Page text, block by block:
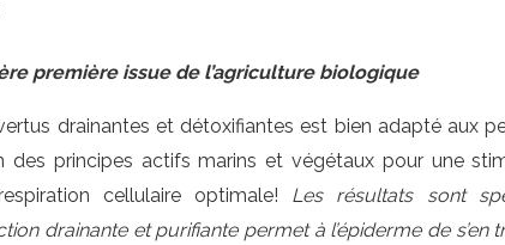
première issue de l’agriculture biologique
drainantes et détoxifiantes est bien adapté aux
des principes actifs marins et végétaux pour une
cellulaire optimale! Les résultats sont
drainante et purifiante permet à l’épiderme de s’en